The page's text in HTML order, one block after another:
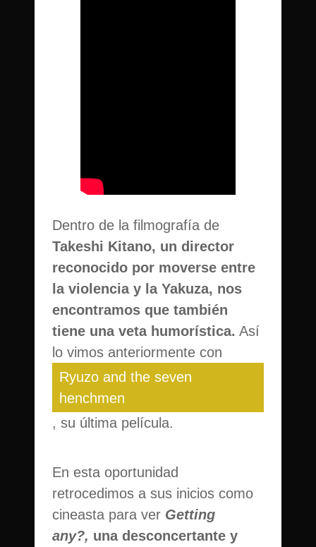
Dentro de la filmografía de
Takeshi Kitano, un director
reconocido por moverse entre
la violencia y la Yakuza, nos
encontramos que también
tiene una veta humorística. Así
lo vimos anteriormente con
Ryuzo and the seven
henchmen
, su última película.
En esta oportunidad
retrocedimos a sus inicios como
cineasta para ver Getting
any?, una desconcertante y